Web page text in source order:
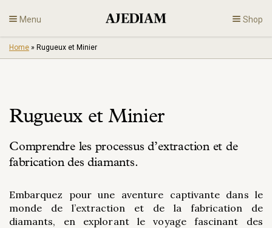
to
content
Menu Shop
Diamants
Fiançailles
Fr
Home » Rugueux et Minier
Rugueux et Minier
Comprendre les processus d’extraction et de
fabrication des diamants.
Embarquez pour une aventure captivante dans le
monde de l’extraction et de la fabrication de
diamants, en explorant le voyage fascinant des